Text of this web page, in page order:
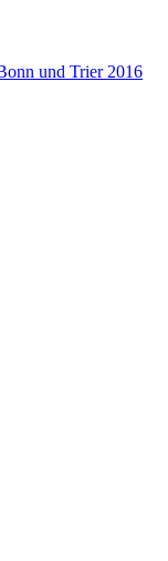
und Trier 2016